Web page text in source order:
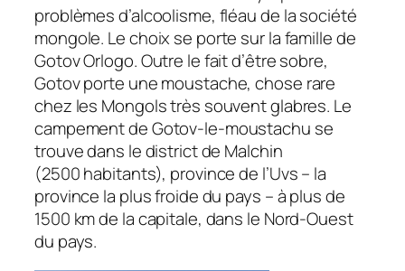
problèmes d’alcoolisme, fléau de la société
mongole. Le choix se porte sur la famille de
Gotov Orlogo. Outre le fait d’être sobre,
Gotov porte une moustache, chose rare
chez les Mongols très souvent glabres. Le
campement de Gotov-le-moustachu se
trouve dans le district de Malchin
(2500 habitants), province de l’Uvs – la
province la plus froide du pays – à plus de
1500 km de la capitale, dans le Nord-Ouest
du pays.